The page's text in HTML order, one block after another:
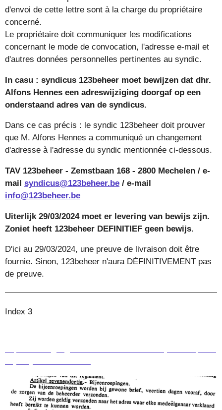
d'envoi de cette lettre sont à la charge du propriétaire
concerné.
Le propriétaire doit communiquer les modifications
concernant le mode de convocation, l'adresse e-mail et
d'autres données personnelles pertinentes au syndic.
In casu : syndicus 123beheer moet bewijzen dat dhr.
Alfons Hennes een adreswijziging doorgaf op een
onderstaand adres van de syndicus.
Dans ce cas précis : le syndic 123beheer doit prouver
que M. Alfons Hennes a communiqué un changement
d'adresse à l'adresse du syndic mentionnée ci-dessous.
TAV 123beheer - Zemstbaan 168 - 2800 Mechelen / e-
mail syndicus@123beheer.be / e-mail
info@123beheer.be
Uiterlijk 29/03/2024 moet er levering van bewijs zijn.
Zoniet heeft 123beheer DEFINITIEF geen bewijs.
D'ici au 29/03/2024, une preuve de livraison doit être
fournie. Sinon, 123beheer n'aura DÉFINITIVEMENT pas
de preuve.
Index 3